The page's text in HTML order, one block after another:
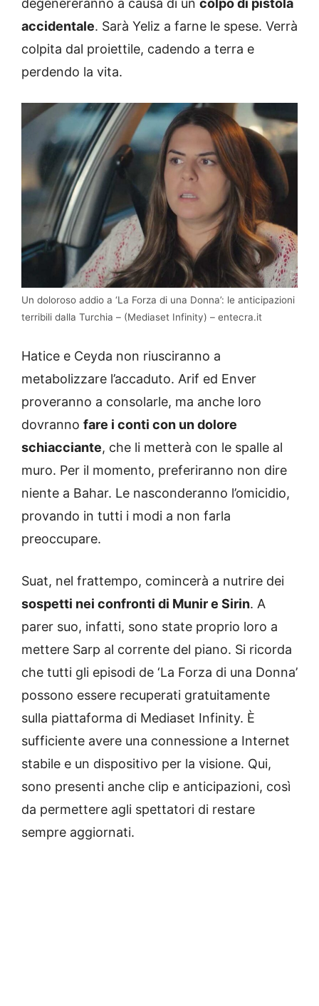
degenereranno a causa di un colpo di pistola
accidentale. Sarà Yeliz a farne le spese. Verrà
colpita dal proiettile, cadendo a terra e
perdendo la vita.
Un doloroso addio a ‘La Forza di una Donna’: le anticipazioni
terribili dalla Turchia – (Mediaset Infinity) – entecra.it
Hatice e Ceyda non riusciranno a
metabolizzare l’accaduto. Arif ed Enver
proveranno a consolarle, ma anche loro
dovranno fare i conti con un dolore
schiacciante, che li metterà con le spalle al
muro. Per il momento, preferiranno non dire
niente a Bahar. Le nasconderanno l’omicidio,
provando in tutti i modi a non farla
preoccupare.
Suat, nel frattempo, comincerà a nutrire dei
sospetti nei confronti di Munir e Sirin. A
parer suo, infatti, sono state proprio loro a
mettere Sarp al corrente del piano. Si ricorda
che tutti gli episodi de ‘La Forza di una Donna’
possono essere recuperati gratuitamente
sulla piattaforma di Mediaset Infinity. È
sufficiente avere una connessione a Internet
stabile e un dispositivo per la visione. Qui,
sono presenti anche clip e anticipazioni, così
da permettere agli spettatori di restare
sempre aggiornati.